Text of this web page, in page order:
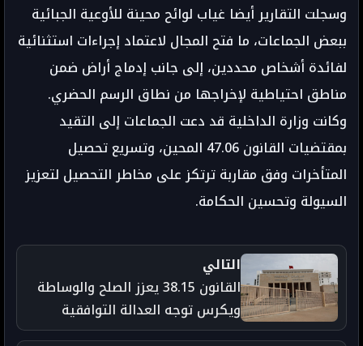
وسجلت التقارير أيضا غياب لوائح محينة للأوعية الجبائية
ببعض الجماعات، ما فتح المجال لاعتماد إجراءات استثنائية
لفائدة أشخاص محددين، إلى جانب إدماج أراض ضمن
مناطق احتياطية لإخراجها من نطاق الرسم الحضري.
وكانت وزارة الداخلية قد دعت الجماعات إلى التقيد
بمقتضيات القانون 47.06 المحين، وتسريع تحصيل
المتأخرات وفق مقاربة ترتكز على مخاطر التحصيل لتعزيز
السيولة وتحسين الحكامة.
التالي
القانون 38.15 يعزز الصلح والوساطة
ويكرس توجه العدالة التوافقية